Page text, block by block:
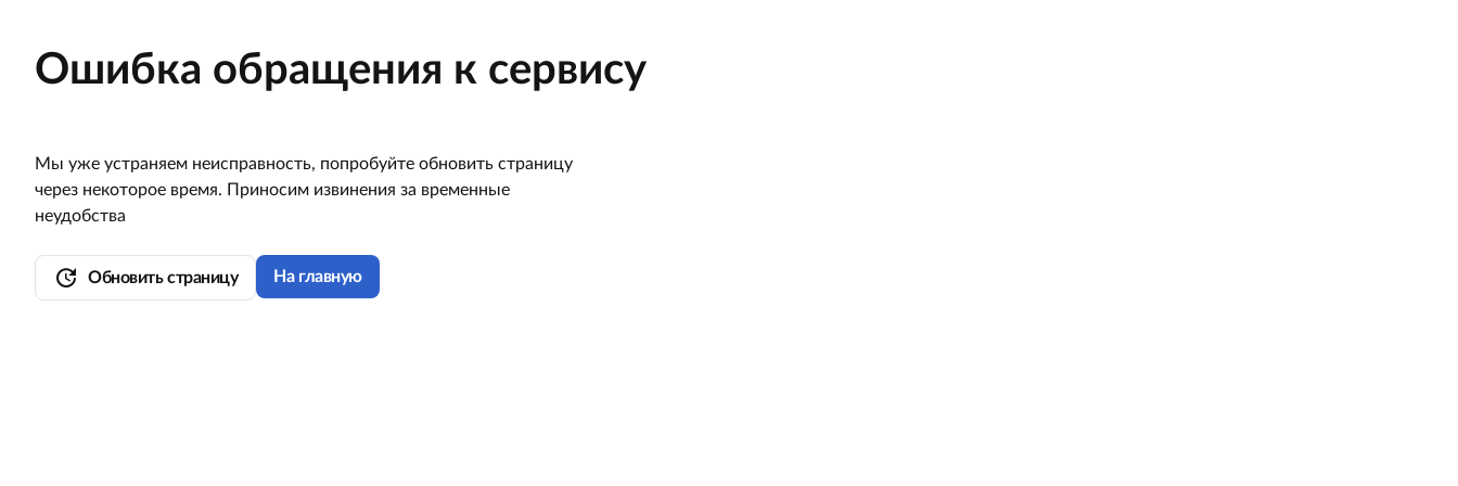
Ошибка обращения к сервису
Мы уже устраняем неисправность, попробуйте обновить страницу
через некоторое время. Приносим извинения за временные
неудобства
update Обновить страницу На главную